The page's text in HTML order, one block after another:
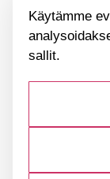
Käytämme
sallit.